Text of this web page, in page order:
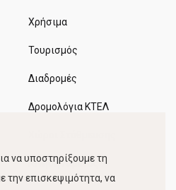
Χρήσιμα
Τουρισμός
Διαδρομές
Δρομολόγια ΚΤΕΛ
Κίνηση Λιμένος
να υποστηρίξουμε τη
την επισκεψιμότητα, να